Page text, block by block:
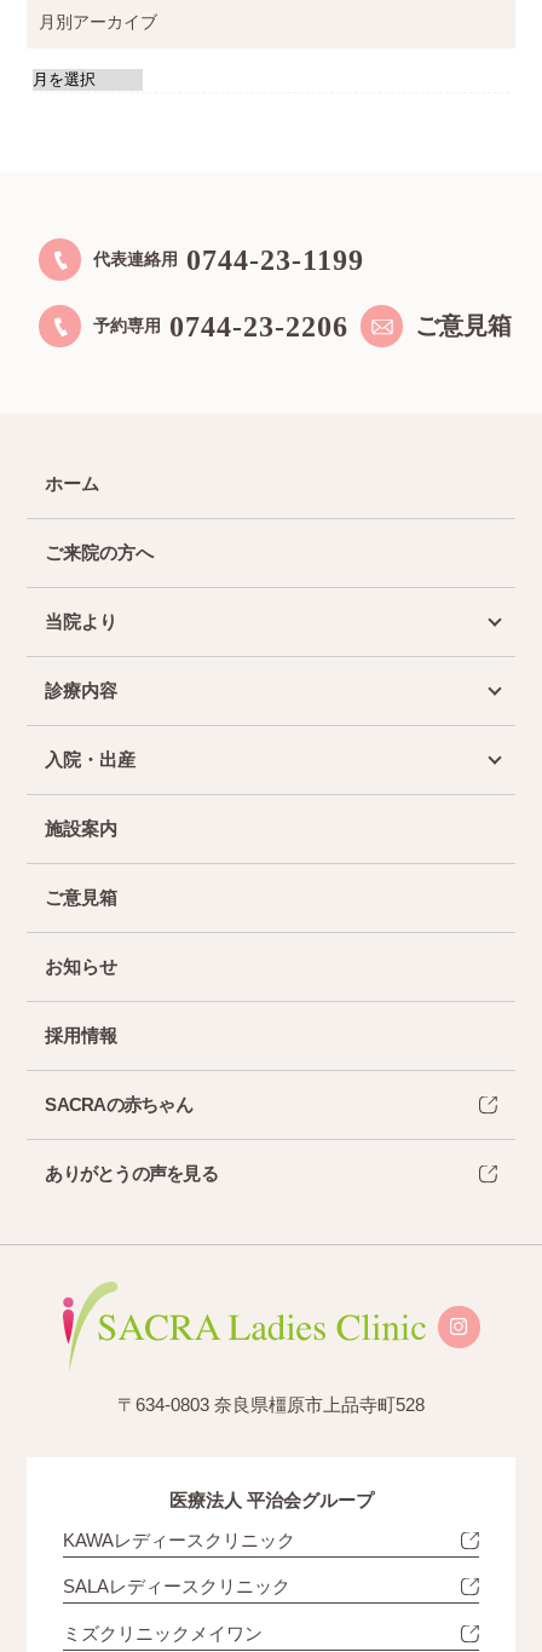
月別アーカイブ
代表連絡用 0744-23-1199
予約専用 0744-23-2206 ご意見箱
ホーム
ご来院の方へ
当院より
診療内容
入院・出産
施設案内
ご意見箱
お知らせ
採用情報
SACRAの赤ちゃん
ありがとうの声を見る
〒634-0803 奈良県橿原市上品寺町528
医療法人 平治会グループ
KAWAレディースクリニック
SALAレディースクリニック
ミズクリニックメイワン